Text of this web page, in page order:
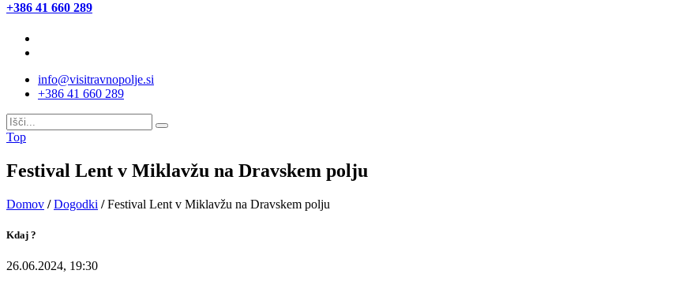
+386 41 660 289
info@visitravnopolje.si
+386 41 660 289
Top
Festival Lent v Miklavžu na Dravskem polju
Domov / Dogodki / Festival Lent v Miklavžu na Dravskem polju
Kdaj ?
26.06.2024, 19:30